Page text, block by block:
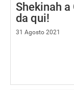
Shekinah
da qui!
31 Agosto 2021